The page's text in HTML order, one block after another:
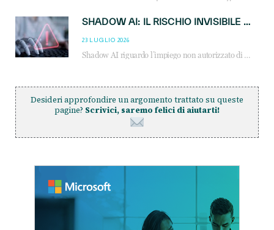
SHADOW AI: IL RISCHIO INVISIBILE CHE LE AZIENDE POSSONO GOVERNARE
23 LUGLIO 2026
Shadow AI riguardo l’impiego non autorizzato di sistemi AI all’interno dell’azienda. E’ una pratica che si diffonde a partire dai dipendenti fino ai dirigenti e mette a repentaglio la cybersecurity, con costi più elevati per le organizzazioni. Due recenti report illustrano il fenomeno e forniscono dati in merito
Desideri approfondire un argomento trattato su queste
pagine? Scrivici, saremo felici di aiutarti!